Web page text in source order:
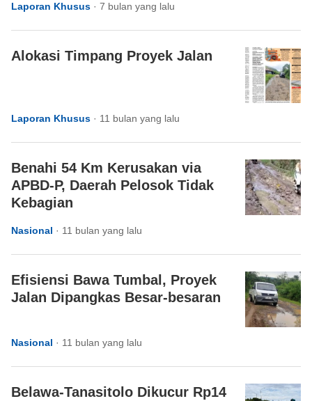
Laporan Khusus · 7 bulan yang lalu
Alokasi Timpang Proyek Jalan
Laporan Khusus · 11 bulan yang lalu
Benahi 54 Km Kerusakan via
APBD-P, Daerah Pelosok Tidak
Kebagian
Nasional · 11 bulan yang lalu
Efisiensi Bawa Tumbal, Proyek
Jalan Dipangkas Besar-besaran
Nasional · 11 bulan yang lalu
Belawa-Tanasitolo Dikucur Rp14